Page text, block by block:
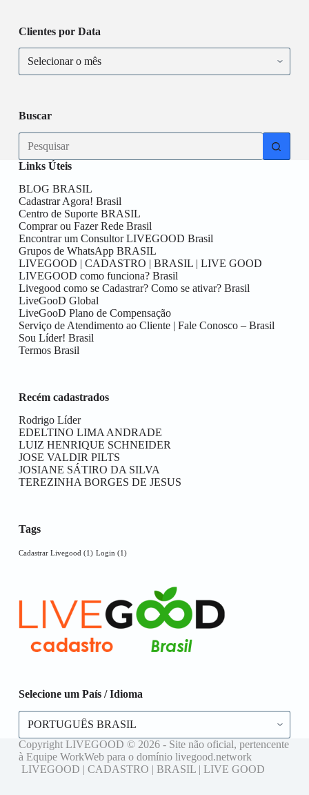
Clientes por Data
Clientes
por
Data
Buscar
No
results
Links Úteis
BLOG BRASIL
Cadastrar Agora! Brasil
Centro de Suporte BRASIL
Comprar ou Fazer Rede Brasil
Encontrar um Consultor LIVEGOOD Brasil
Grupos de WhatsApp BRASIL
LIVEGOOD | CADASTRO | BRASIL | LIVE GOOD
LIVEGOOD como funciona? Brasil
Livegood como se Cadastrar? Como se ativar? Brasil
LiveGooD Global
LiveGooD Plano de Compensação
Serviço de Atendimento ao Cliente | Fale Conosco – Brasil
Sou Líder! Brasil
Termos Brasil
Recém cadastrados
Rodrigo Líder
EDELTINO LIMA ANDRADE
LUIZ HENRIQUE SCHNEIDER
JOSE VALDIR PILTS
JOSIANE SÁTIRO DA SILVA
TEREZINHA BORGES DE JESUS
Tags
Cadastrar Livegood (1) Login (1)
Selecione um País / Idioma
Selecione
um
País
/
Idioma
Copyright LIVEGOOD © 2026 - Site não oficial, pertencente
à Equipe WorkWeb para o domínio livegood.network
LIVEGOOD | CADASTRO | BRASIL | LIVE GOOD